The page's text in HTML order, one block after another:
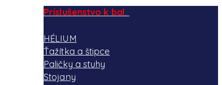
Príslušenstvo k bal.
HÉLIUM
Ťažítka a štipce
Paličky a stuhy
Stojany